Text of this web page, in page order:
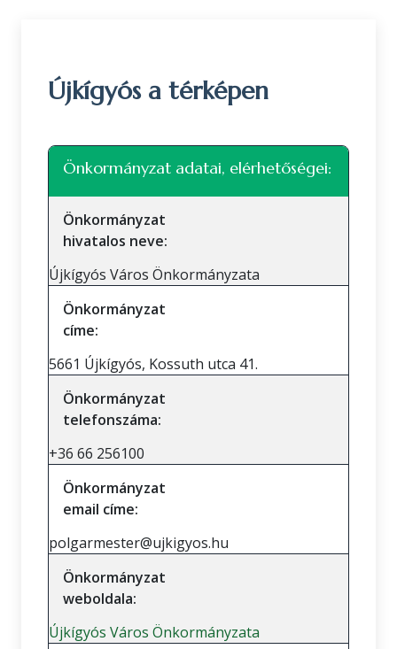
Újkígyós a térképen
+
Önkormányzat adatai, elérhetőségei:
Önkormányzat
hivatalos neve:
Újkígyós Város Önkormányzata
Önkormányzat
címe:
5661 Újkígyós, Kossuth utca 41.
Önkormányzat
telefonszáma:
+36 66 256100
Önkormányzat
email címe:
polgarmester@ujkigyos.hu
Önkormányzat
weboldala:
Újkígyós Város Önkormányzata